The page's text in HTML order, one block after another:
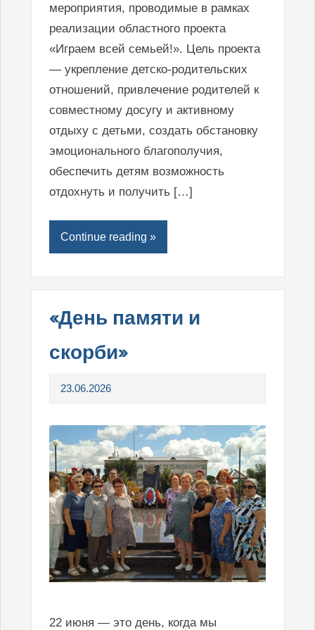
мероприятия, проводимые в рамках
реализации областного проекта
«Играем всей семьей!». Цель проекта
— укрепление детско-родительских
отношений, привлечение родителей к
совместному досугу и активному
отдыху с детьми, создать обстановку
эмоционального благополучия,
обеспечить детям возможность
отдохнуть и получить […]
Continue reading »
«День памяти и
скорби»
23.06.2026
22 июня — это день, когда мы